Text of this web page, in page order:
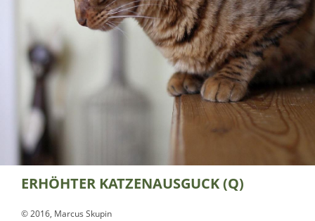
ERHÖHTER KATZENAUSGUCK (Q)
© 2016, Marcus Skupin